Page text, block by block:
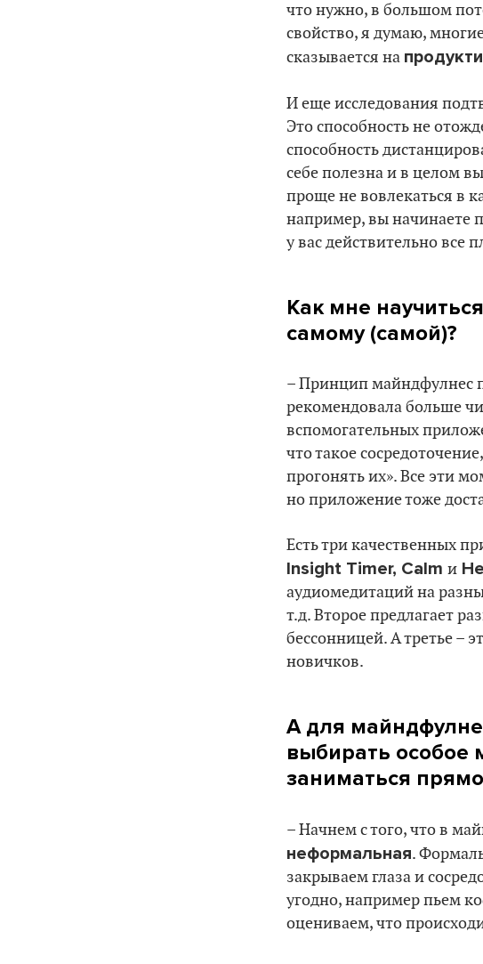
что нужно, в большом
свойство, я думаю,
сказывается на
И еще исследования
Это способность не
способность
себе полезна и в целом
проще не вовлекаться в
например, вы начинаете
у вас действительно все
Как мне
самому (самой)?
– Принцип майндфулнес
рекомендовала больше
вспомогательных
что такое
прогонять их». Все эти
но приложение тоже
Есть три качественных
Insight Timer, Calm и
аудиомедитаций на
т.д. Второе предлагает
бессонницей. А третье –
новичков.
А для
выбирать особое
заниматься
– Начнем с того, что в
неформальная.
закрываем глаза и
угодно, например пьем
оцениваем, что